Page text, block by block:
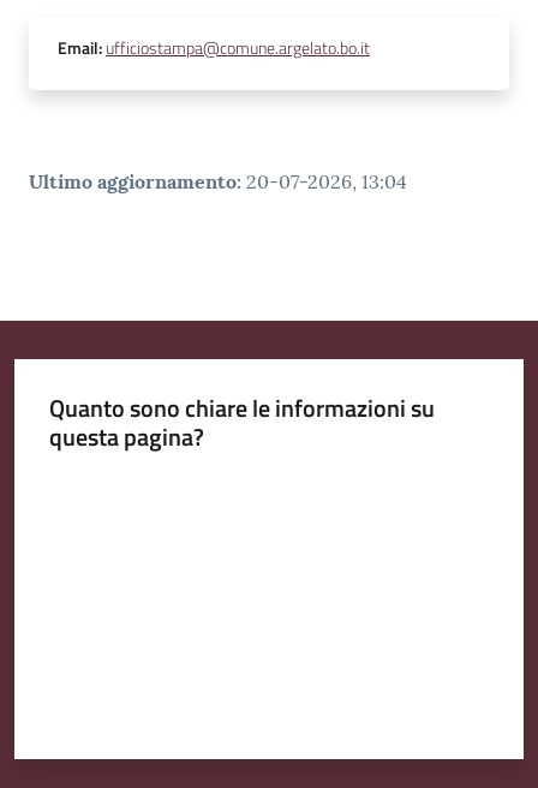
Email:ufficiostampa@comune.argelato.bo.it
Ultimo aggiornamento: 20-07-2026, 13:04
Quanto sono chiare le informazioni su
questa pagina?